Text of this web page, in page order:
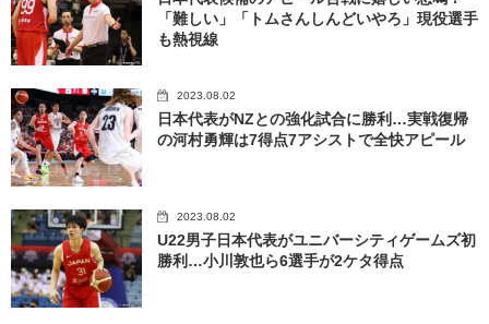
「難しい」「トムさんしんどいやろ」現役選手
も熱視線
2023.08.02
日本代表がNZとの強化試合に勝利…実戦復帰
の河村勇輝は7得点7アシストで全快アピール
2023.08.02
U22男子日本代表がユニバーシティゲームズ初
勝利…小川敦也ら6選手が2ケタ得点